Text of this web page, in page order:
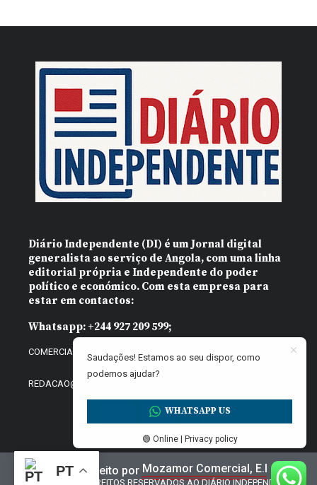
Diário Independente (DI) é um Jornal digital
generalista ao serviço de Angola, com uma linha
editorial própria e Independente do poder
político e económico. Com esta empresa para
estar em contactos:
Whatsapp: +244 927 209 599;
COMERCIAL@DIARIOINDEPENDENTE.INFO
REDACAO@DIARIOINDEPENDENTE.INFO
Website feito por Mozamor Comercial, E.I
@2025 – TODOS DIREITOS RESERVADOS AO DIÁRIO INDEPENDENTE |
PT
Saudações! Estamos ao seu dispor, como
podemos ajudar?
WHATSAPP US
🟢 Online | Privacy policy